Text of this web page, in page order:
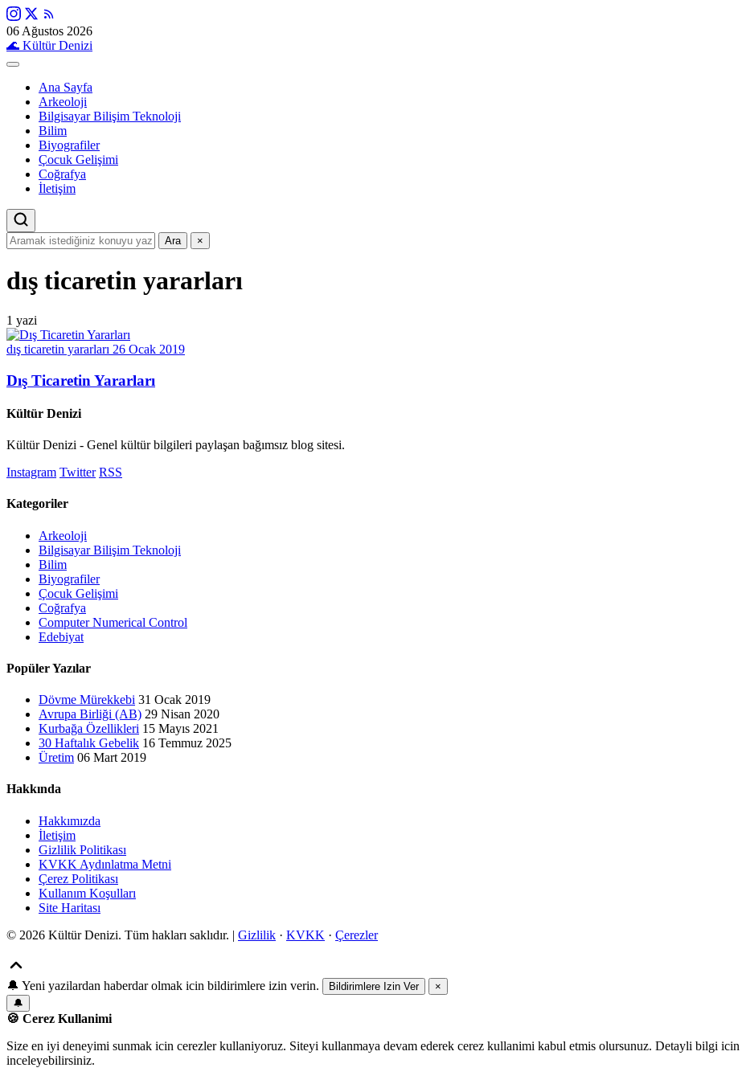
06 Ağustos 2026
🌊 Kültür Denizi
Ana Sayfa
Arkeoloji
Bilgisayar Bilişim Teknoloji
Bilim
Biyografiler
Çocuk Gelişimi
Coğrafya
İletişim
Ara ×
dış ticaretin yararları
1 yazi
dış ticaretin yararları 26 Ocak 2019
Dış Ticaretin Yararları
Kültür Denizi
Kültür Denizi - Genel kültür bilgileri paylaşan bağımsız blog sitesi.
Instagram Twitter RSS
Kategoriler
Arkeoloji
Bilgisayar Bilişim Teknoloji
Bilim
Biyografiler
Çocuk Gelişimi
Coğrafya
Computer Numerical Control
Edebiyat
Popüler Yazılar
Dövme Mürekkebi 31 Ocak 2019
Avrupa Birliği (AB) 29 Nisan 2020
Kurbağa Özellikleri 15 Mayıs 2021
30 Haftalık Gebelik 16 Temmuz 2025
Üretim 06 Mart 2019
Hakkında
Hakkımızda
İletişim
Gizlilik Politikası
KVKK Aydınlatma Metni
Çerez Politikası
Kullanım Koşulları
Site Haritası
© 2026 Kültür Denizi. Tüm hakları saklıdır. | Gizlilik · KVKK · Çerezler
🔔 Yeni yazilardan haberdar olmak icin bildirimlere izin verin. Bildirimlere Izin Ver
×
🔔
🍪 Cerez Kullanimi
Size en iyi deneyimi sunmak icin cerezler kullaniyoruz. Siteyi kullanmaya devam ederek cerez kullanimi kabul etmis olursunuz. Detayli bilgi icin
inceleyebilirsiniz.